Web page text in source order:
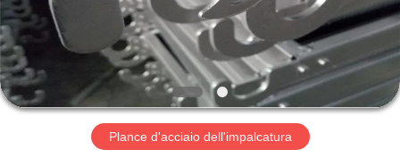
SU
DI
NOI
Plance d'acciaio dell'impalcatura